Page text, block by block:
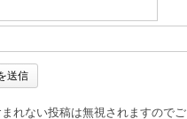
まれない投稿は無視されますのでご